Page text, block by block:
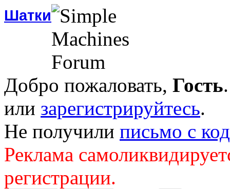
Шатки
Добро пожаловать, Гость
или зарегистрируйтесь.
Не получили письмо с
Реклама
регистрации.